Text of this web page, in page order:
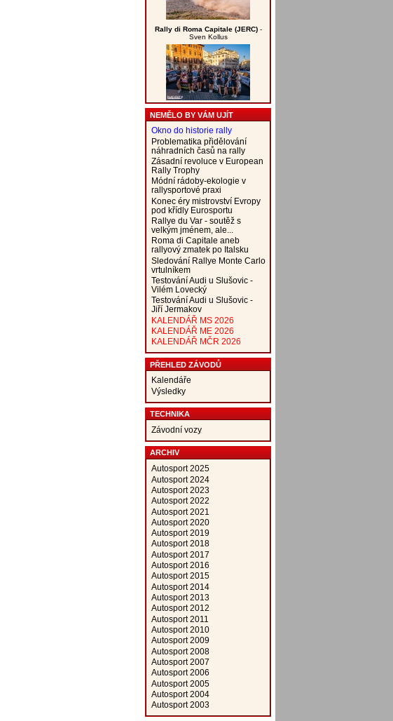
Rally di Roma Capitale (JERC)-
Sven Kollus
NEMĚLO BY VÁM UJÍT
Okno do historie rally
Problematika přidělování
náhradních časů na rally
Zásadní revoluce v European
Rally Trophy
Módní rádoby-ekologie v
rallysportové praxi
Konec éry mistrovství Evropy
pod křídly Eurosportu
Rallye du Var - soutěž s
velkým jménem, ale...
Roma di Capitale aneb
rallyový zmatek po Italsku
Sledování Rallye Monte Carlo
vrtulníkem
Testování Audi u Slušovic -
Vilém Lovecký
Testování Audi u Slušovic -
Jiří Jermakov
KALENDÁŘ MS 2026
KALENDÁŘ ME 2026
KALENDÁŘ MČR 2026
PŘEHLED ZÁVODŮ
Kalendáře
Výsledky
TECHNIKA
Závodní vozy
ARCHIV
Autosport 2025
Autosport 2024
Autosport 2023
Autosport 2022
Autosport 2021
Autosport 2020
Autosport 2019
Autosport 2018
Autosport 2017
Autosport 2016
Autosport 2015
Autosport 2014
Autosport 2013
Autosport 2012
Autosport 2011
Autosport 2010
Autosport 2009
Autosport 2008
Autosport 2007
Autosport 2006
Autosport 2005
Autosport 2004
Autosport 2003